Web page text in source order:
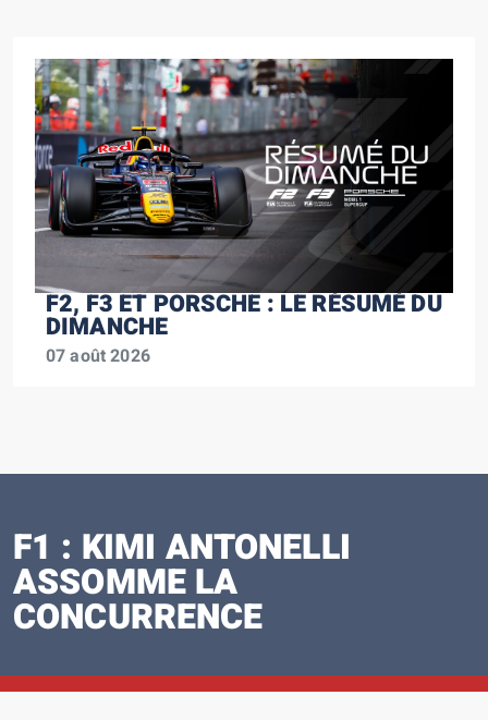
F2, F3 ET PORSCHE : LE RÉSUMÉ DU
DIMANCHE
07 août 2026
F1 : KIMI ANTONELLI
ASSOMME LA
CONCURRENCE